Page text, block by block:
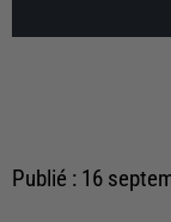
Publié : 16